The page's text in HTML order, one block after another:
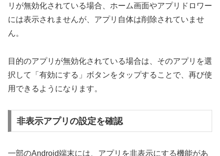
リが無効化されている場合、ホーム画面やアプリドロワー
には表示されませんが、アプリ自体は削除されていませ
ん。
目的のアプリが無効化されている場合は、そのアプリを選
択して「有効にする」ボタンをタップすることで、再び使
用できるようになります。
非表示アプリの設定を確認
一部のAndroid端末には、アプリを非表示にする機能があ